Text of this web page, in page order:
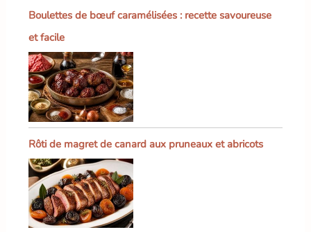
Boulettes de bœuf caramélisées : recette savoureuse
et facile
Rôti de magret de canard aux pruneaux et abricots